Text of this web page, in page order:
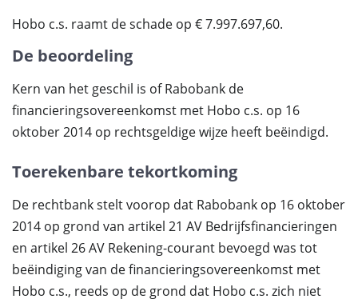
Hobo c.s. raamt de schade op € 7.997.697,60.
De beoordeling
Kern van het geschil is of Rabobank de
financieringsovereenkomst met Hobo c.s. op 16
oktober 2014 op rechtsgeldige wijze heeft beëindigd.
Toerekenbare tekortkoming
De rechtbank stelt voorop dat Rabobank op 16 oktober
2014 op grond van artikel 21 AV Bedrijfsfinancieringen
en artikel 26 AV Rekening-courant bevoegd was tot
beëindiging van de financieringsovereenkomst met
Hobo c.s., reeds op de grond dat Hobo c.s. zich niet